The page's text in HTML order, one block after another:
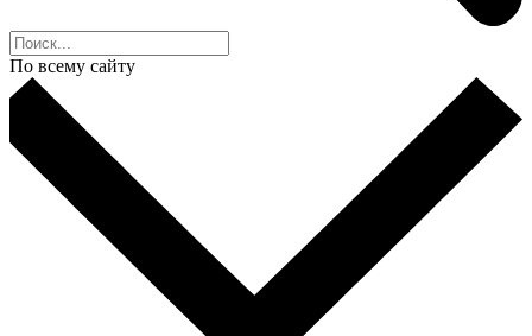
По всему сайту